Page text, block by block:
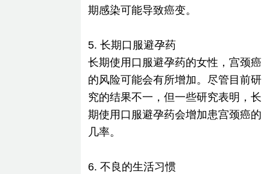
期感染可能导致癌变。
5. 长期口服避孕药
长期使用口服避孕药的女性，宫颈癌
的风险可能会有所增加。尽管目前研
究的结果不一，但一些研究表明，长
期使用口服避孕药会增加患宫颈癌的
几率。
6. 不良的生活习惯